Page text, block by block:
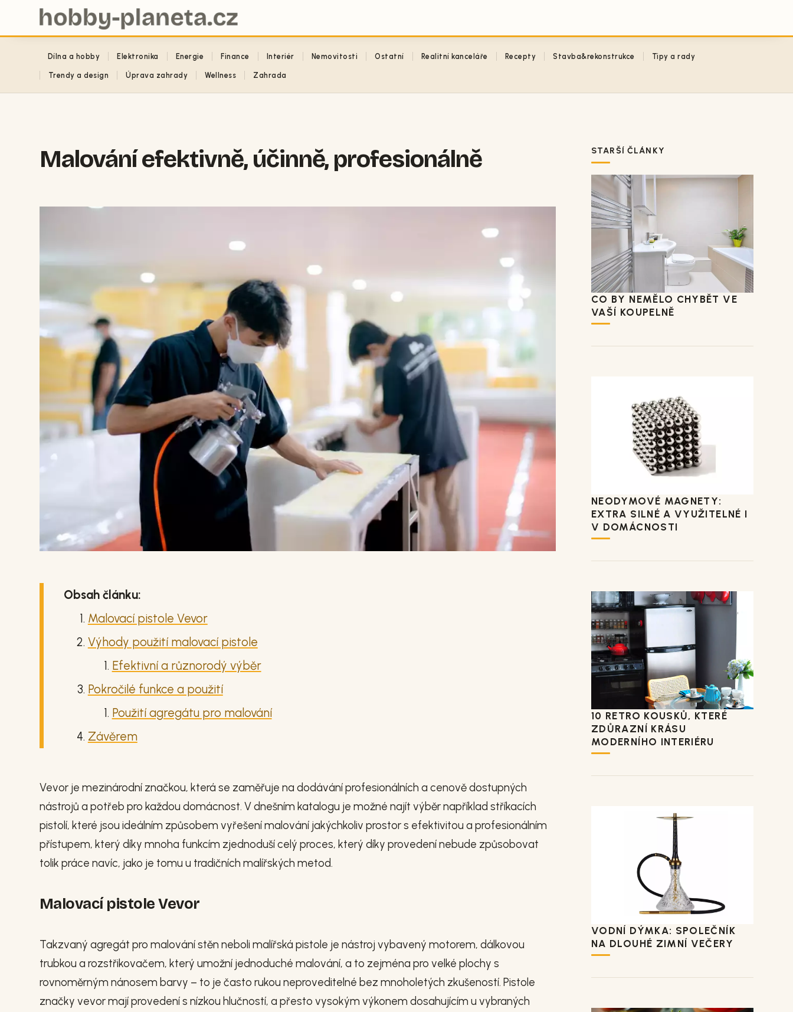
Dílna a hobby Elektronika Energie Finance Interiér Nemovitosti Ostatní Realitní kanceláře Recepty Stavba&rekonstrukce Tipy a rady
Trendy a design Úprava zahrady Wellness Zahrada
Malování efektivně, účinně, profesionálně
Obsah článku:
Malovací pistole Vevor
Výhody použití malovací pistole
Efektivní a různorodý výběr
Pokročilé funkce a použití
Použití agregátu pro malování
Závěrem
Vevor je mezinárodní značkou, která se zaměřuje na dodávání profesionálních a cenově dostupných
nástrojů a potřeb pro každou domácnost. V dnešním katalogu je možné najít výběr například stříkacích
pistolí, které jsou ideálním způsobem vyřešení malování jakýchkoliv prostor s efektivitou a profesionálním
přístupem, který díky mnoha funkcím zjednoduší celý proces, který díky provedení nebude způsobovat
tolik práce navíc, jako je tomu u tradičních malířských metod.
Malovací pistole Vevor
Takzvaný agregát pro malování stěn neboli malířská pistole je nástroj vybavený motorem, dálkovou
trubkou a rozstřikovačem, který umožní jednoduché malování, a to zejména pro velké plochy s
rovnoměrným nánosem barvy – to je často rukou neproveditelné bez mnoholetých zkušeností. Pistole
značky vevor mají provedení s nízkou hlučností, a přesto vysokým výkonem dosahujícím u vybraných
STARŠÍ ČLÁNKY
CO BY NEMĚLO CHYBĚT VE
VAŠÍ KOUPELNĚ
NEODYMOVÉ MAGNETY:
EXTRA SILNÉ A VYUŽITELNÉ I
V DOMÁCNOSTI
10 RETRO KOUSKŮ, KTERÉ
ZDŮRAZNÍ KRÁSU
MODERNÍHO INTERIÉRU
VODNÍ DÝMKA: SPOLEČNÍK
NA DLOUHÉ ZIMNÍ VEČERY